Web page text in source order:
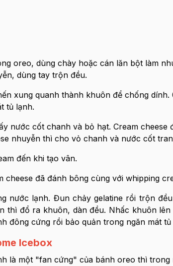
oreo, dùng chày hoặc cán lăn bột làm
dùng tay trộn đều.
xung quanh thành khuôn để chống
tủ lạnh.
nước cốt chanh và bỏ hạt. Cream cheese
nhuyễn thì cho vỏ chanh và nước cốt
đến khi tạo vân.
đã đánh bông cùng với whipping
nước lạnh. Đun chảy gelatine rồi trộn
thì đổ ra khuôn, dàn đều. Nhấc khuôn
đông cứng rồi bảo quản trong ngăn mát tủ
Icebox
là một "fan cứng" của bánh oreo thì